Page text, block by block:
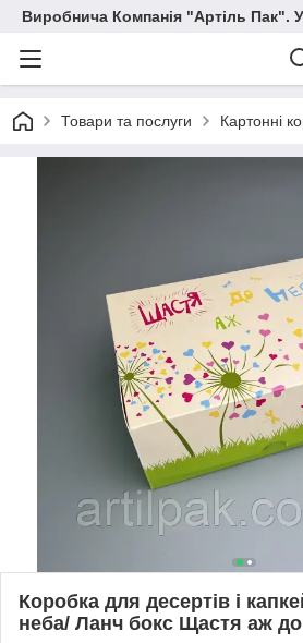
Виробнича Компанія "Артіль Пак".
Товари та послуги Картонні
Коробка для десертів і
неба/ Ланч бокс Щастя аж до